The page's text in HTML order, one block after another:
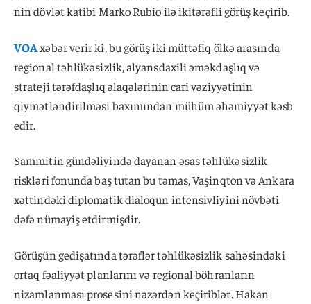
nin dövlət katibi Marko Rubio ilə ikitərəfli görüş keçirib.
VOAxəbər verir ki, bu görüş iki müttəfiq ölkə arasında
regional təhlükəsizlik, alyansdaxili əməkdaşlıq və
strateji tərəfdaşlıq əlaqələrinin cari vəziyyətinin
qiymətləndirilməsi baxımından mühüm əhəmiyyət kəsb
edir.
Sammitin gündəliyində dayanan əsas təhlükəsizlik
riskləri fonunda baş tutan bu təmas, Vaşinqton və Ankara
xəttindəki diplomatik dialoqun intensivliyini növbəti
dəfə nümayiş etdirmişdir.
Görüşün gedişatında tərəflər təhlükəsizlik sahəsindəki
ortaq fəaliyyət planlarını və regional böhranların
nizamlanması prosesini nəzərdən keçiriblər. Hakan